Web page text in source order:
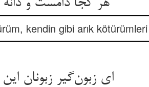
هر کجا دامست و دانه کم نشین ** رو زبون‌گیرا زبون‌گیران ببین
kendin gibi arık
ای زبون‌گیر زبونان این بدان ** دست هم بالای دستست ای جوان